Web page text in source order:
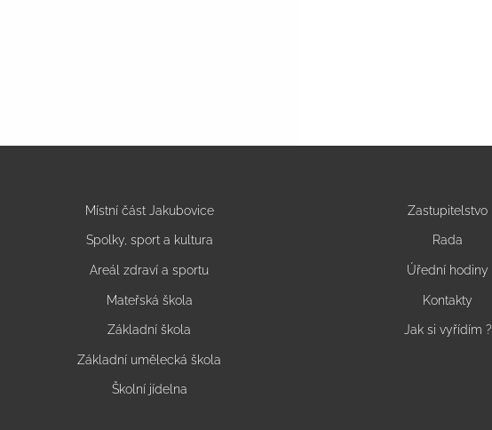
Místní část Jakubovice
Spolky, sport a kultura
Areál zdraví a sportu
Mateřská škola
Základní škola
Základní umělecká škola
Školní jídelna
Zastupitelstvo
Rada
Úřední hodiny
Kontakty
Jak si vyřídím ?